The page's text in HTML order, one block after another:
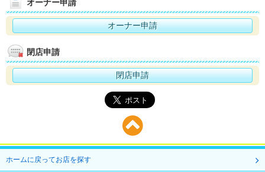
オーナー申請
オーナー申請
閉店申請
閉店申請
ホームに戻ってお店を探す